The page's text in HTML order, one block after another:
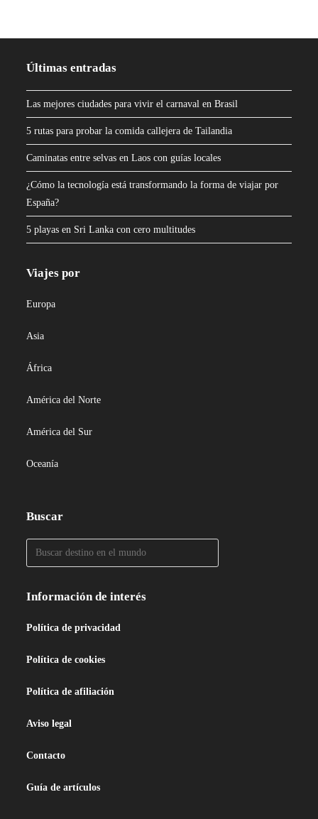
Últimas entradas
Las mejores ciudades para vivir el carnaval en Brasil
5 rutas para probar la comida callejera de Tailandia
Caminatas entre selvas en Laos con guías locales
¿Cómo la tecnología está transformando la forma de viajar por
España?
5 playas en Sri Lanka con cero multitudes
Viajes por
Europa
Asia
África
América del Norte
América del Sur
Oceanía
Buscar
Información de interés
Política de privacidad
Política de cookies
Política de afiliación
Aviso legal
Contacto
Guía de artículos